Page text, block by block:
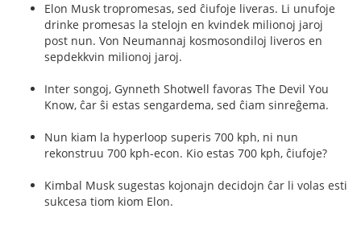
Elon Musk tropromesas, sed ĉiufoje liveras. Li unufoje
drinke promesas la stelojn en kvindek milionoj jaroj
post nun. Von Neumannaj kosmosondiloj liveros en
sepdekkvin milionoj jaroj.
Inter songoj, Gynneth Shotwell favoras The Devil You
Know, ĉar ŝi estas sengardema, sed ĉiam sinreĝema.
Nun kiam la hyperloop superis 700 kph, ni nun
rekonstruu 700 kph-econ. Kio estas 700 kph, ĉiufoje?
Kimbal Musk sugestas kojonajn decidojn ĉar li volas esti
sukcesa tiom kiom Elon.